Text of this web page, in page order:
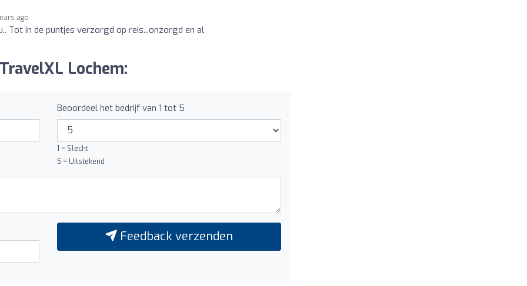
ago
Tot in de puntjes verzorgd op reis...onzorgd en al
Lochem:
Beoordeel het bedrijf van 1 tot 5
1 = Slecht
5 = Uitstekend
Feedback verzenden